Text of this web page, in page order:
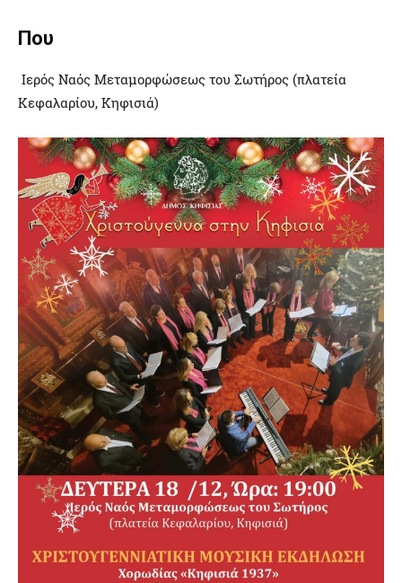
Που
Ιερός Ναός Μεταμορφώσεως του Σωτήρος (πλατεία
Κεφαλαρίου, Κηφισιά)